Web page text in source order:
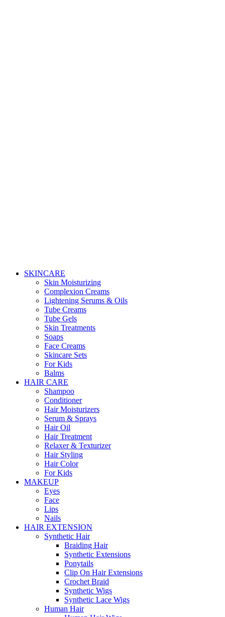
SKINCARE
Skin Moisturizing
Complexion Creams
Lightening Serums & Oils
Tube Creams
Tube Gels
Skin Treatments
Soaps
Face Creams
Skincare Sets
For Kids
Balms
HAIR CARE
Shampoo
Conditioner
Hair Moisturizers
Serum & Sprays
Hair Oil
Hair Treatment
Relaxer & Texturizer
Hair Styling
Hair Color
For Kids
MAKEUP
Eyes
Face
Lips
Nails
HAIR EXTENSION
Synthetic Hair
Braiding Hair
Synthetic Extensions
Ponytails
Clip On Hair Extensions
Crochet Braid
Synthetic Wigs
Synthetic Lace Wigs
Human Hair